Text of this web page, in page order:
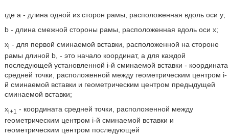
где a - длина одной из сторон рамы, расположенная вдоль оси у;
b - длина смежной стороны рамы, расположенная вдоль оси x;
xi - для первой сминаемой вставки, расположенной на стороне
рамы длиной b, - это начало координат, а для каждой
последующей установленной i-й сминаемой вставки - координата
средней точки, расположенной между геометрическим центром i-
й сминаемой вставки и геометрическим центром предыдущей
сминаемой вставки;
xi+1 - координата средней точки, расположенной между
геометрическим центром i-й сминаемой вставки и
геометрическим центром последующей